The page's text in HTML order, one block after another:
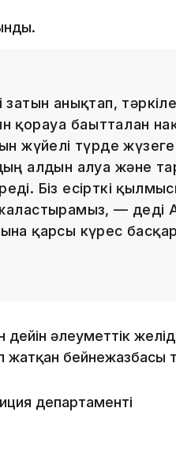
затын анықтап,
қорғауға
жүйелі түрде
алдын алуға және
Біз есірткі
— деді
қарсы күрес
дейін әлеуметтік
жатқан бейнежазбасы
департаменті